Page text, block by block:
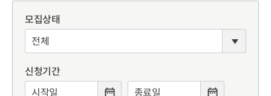
모집상태
신청기간